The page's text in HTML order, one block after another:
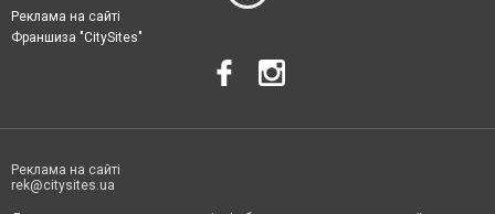
Реклама на сайті
Франшиза "CitySites"
Реклама на сайті
rek@citysites.ua